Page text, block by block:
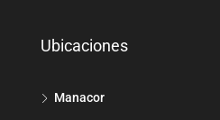
Ubicaciones
Manacor